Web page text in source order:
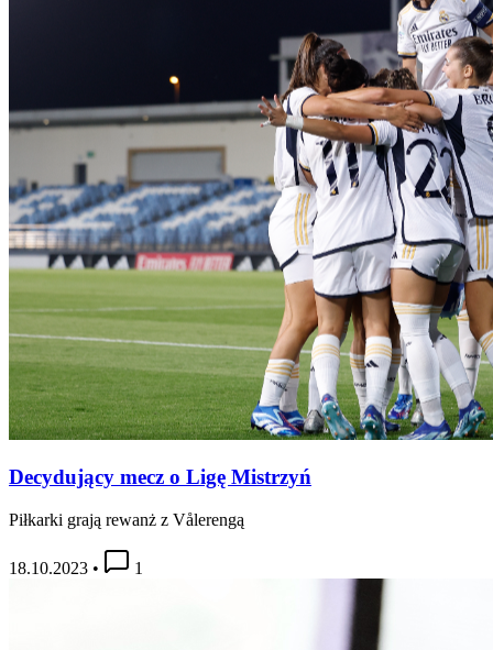
Decydujący mecz o Ligę Mistrzyń
Piłkarki grają rewanż z Vålerengą
18.10.2023 • 1